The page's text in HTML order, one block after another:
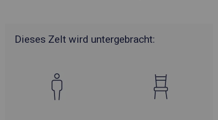
Dieses Zelt wird untergebracht: